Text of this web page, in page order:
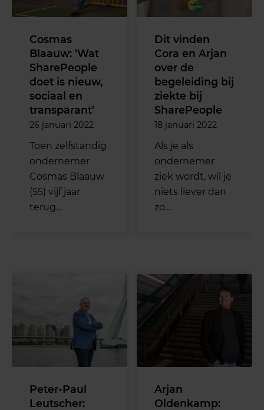
Cosmas
Blaauw: 'Wat
SharePeople
doet is nieuw,
sociaal en
transparant'
26 januari 2022
Toen zelfstandig
ondernemer
Cosmas Blaauw
(55) vijf jaar
terug…
Dit vinden
Cora en Arjan
over de
begeleiding bij
ziekte bij
SharePeople
18 januari 2022
Als je als
ondernemer
ziek wordt, wil je
niets liever dan
zo…
Peter-Paul
Leutscher:
Arjan
Oldenkamp: